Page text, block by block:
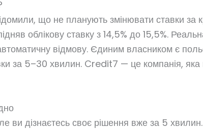
що не планують змінювати ставки
облікову ставку з 14,5% до 15,5%.
відмову. Єдиним власником є
за 5–30 хвилин. Credit7 — це компанія, яка
ви дізнаєтесь своє рішення вже за 5